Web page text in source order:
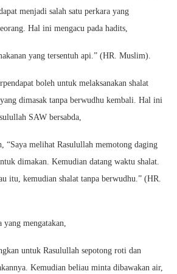
menjadi salah satu perkara yang
Hal ini mengacu pada hadits,
yang tersentuh api.” (HR. Muslim).
boleh untuk melaksanakan shalat
dimasak tanpa berwudhu kembali. Hal ini
SAW bersabda,
“Saya melihat Rasulullah memotong daging
dimakan. Kemudian datang waktu shalat.
itu, kemudian shalat tanpa berwudhu.” (HR.
mengatakan,
untuk Rasulullah sepotong roti dan
Kemudian beliau minta dibawakan air,